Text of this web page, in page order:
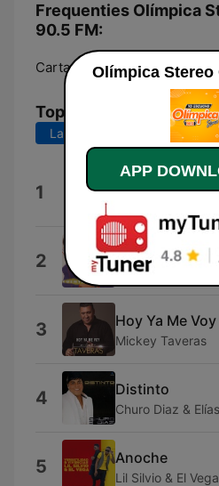
Frequenties Olímpica
90.5 FM:
Cartagena: 90.5 FM
Top nummers
Laatste 7 dagen
1 Pa Mañana
2 Me Estoy
Jerry Rivera
3 Hoy Ya Me Voy
Mickey Taveras
4 Distinto
Churo Diaz &
5 Anoche
Lil Silvio & El Vega
APP